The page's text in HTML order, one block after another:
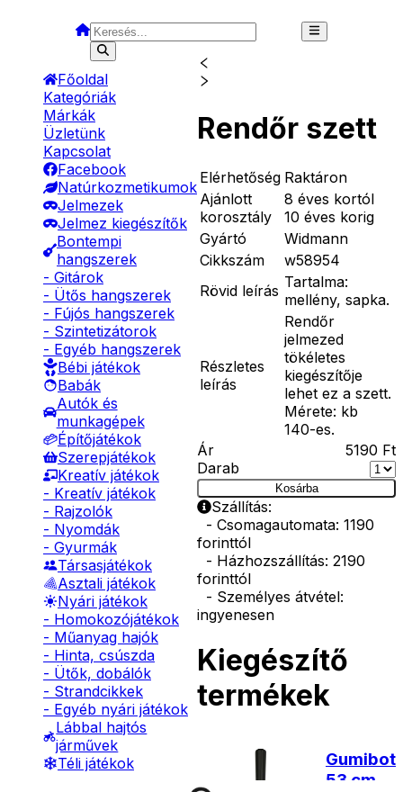
Főoldal
Kategóriák
Márkák
Üzletünk
Kapcsolat
Facebook
Natúrkozmetikumok
Jelmezek
Jelmez kiegészítők
Bontempi
hangszerek
- Gitárok
- Ütős hangszerek
- Fújós hangszerek
- Szintetizátorok
- Egyéb hangszerek
Bébi játékok
Babák
Autók és
munkagépek
Építőjátékok
Szerepjátékok
Kreatív játékok
- Kreatív játékok
- Rajzolók
- Nyomdák
- Gyurmák
Társasjátékok
Asztali játékok
Nyári játékok
- Homokozójátékok
- Műanyag hajók
- Hinta, csúszda
- Ütők, dobálók
- Strandcikkek
- Egyéb nyári játékok
Lábbal hajtós
járművek
Téli játékok
Rendőr szett
Elérhetőség Raktáron
Ajánlott
korosztály
8 éves kortól
10 éves korig
Gyártó
Widmann
Cikkszám
w58954
Rövid leírás Tartalma:
mellény, sapka.
Részletes
leírás
Rendőr
jelmezed
tökéletes
kiegészítője
lehet ez a szett.
Mérete: kb
140-es.
Ár
5190 Ft
Darab
Kosárba
Szállítás:
- Csomagautomata: 1190
forinttól
- Házhozszállítás: 2190
forinttól
- Személyes átvétel:
ingyenesen
Kiegészítő
termékek
Gumibot
53 cm